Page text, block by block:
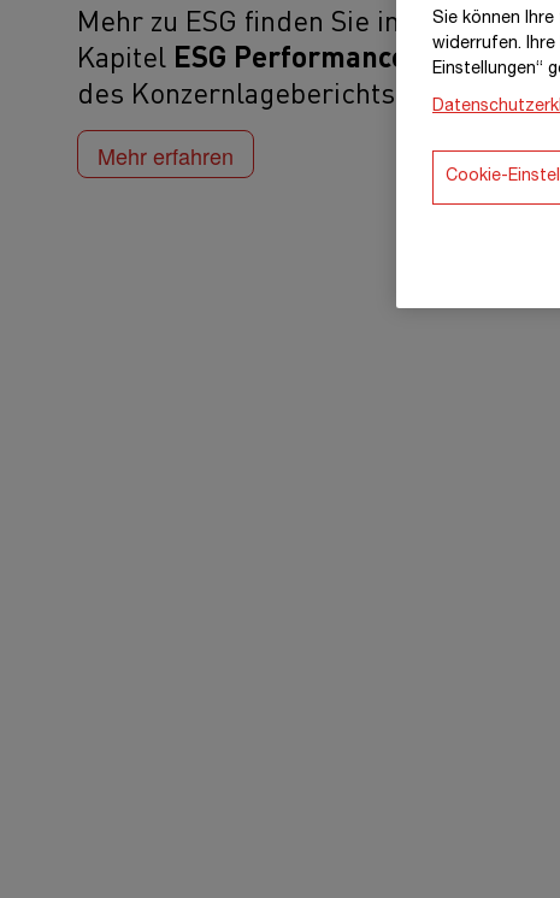
Mehr zu ESG finden Sie im
Kapitel ESG Performance
des Konzernlageberichts
Mehr erfahren
Sie können
widerrufen.
Einstellungen“
Cookie-